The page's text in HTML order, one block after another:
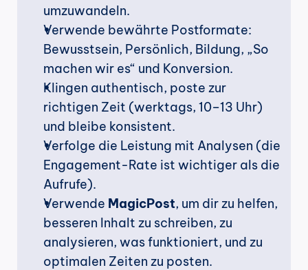
umzuwandeln.
Verwende bewährte Postformate:
Bewusstsein, Persönlich, Bildung, „So
machen wir es“ und Konversion.
Klingen authentisch, poste zur
richtigen Zeit (werktags, 10–13 Uhr)
und bleibe konsistent.
Verfolge die Leistung mit Analysen (die
Engagement-Rate ist wichtiger als die
Aufrufe).
Verwende MagicPost, um dir zu helfen,
besseren Inhalt zu schreiben, zu
analysieren, was funktioniert, und zu
optimalen Zeiten zu posten.